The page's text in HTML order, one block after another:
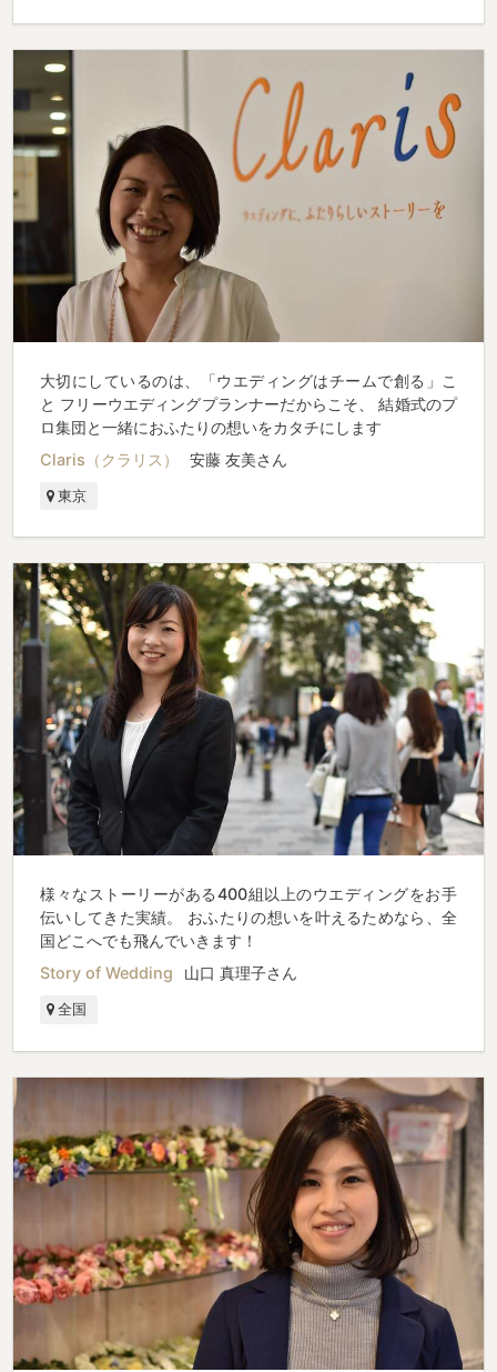
大切にしているのは、「ウエディングはチームで創る」こ
と フリーウエディングプランナーだからこそ、 結婚式のプ
ロ集団と一緒におふたりの想いをカタチにします
Claris（クラリス）
安藤 友美さん
東京
様々なストーリーがある400組以上のウエディングをお手
伝いしてきた実績。 おふたりの想いを叶えるためなら、全
国どこへでも飛んでいきます！
Story of Wedding
山口 真理子さん
全国